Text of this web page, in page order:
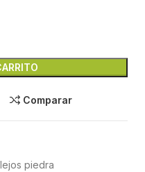
Comparar
piedra